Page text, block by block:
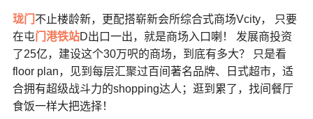
珑门 不止楼龄新，更配搭崭新会所综合式商场Vcity， 只要
在屯门港铁站D出口一出，就是商场入口喇！ 发展商投资
了25亿，建设这个30万呎的商场，到底有多大？ 只是看
floor plan，见到每层汇聚过百间著名品牌、日式超市，适
合拥有超级战斗力的shopping达人；逛到累了，找间餐厅
食饭一样大把选择！